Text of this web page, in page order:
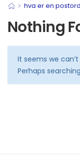
> hva er en
Nothing
It seems we
Perhaps